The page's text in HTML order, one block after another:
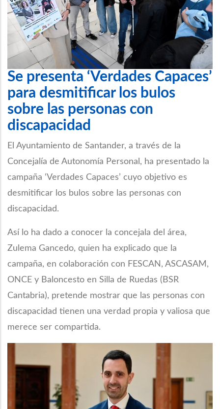
Se presenta ‘Verdades Capaces’
para desmitificar los bulos
sobre las personas con
discapacidad
El Ayuntamiento de Santander, a través de la
Concejalía de Autonomía Personal, ha presentado la
campaña ‘Verdades Capaces’ cuyo objetivo es
desmitificar los bulos sobre las personas con
discapacidad.
Así lo ha dado a conocer la concejala del área,
Zulema Gancedo, quien ha explicado que la
campaña, en colaboración con FESCAN, ASCASAM,
ONCE y Baloncesto en Silla de Ruedas (BSR
Cantabria), pretende mostrar que las personas con
discapacidad tienen una verdad propia y valiosa que
merece ser compartida.